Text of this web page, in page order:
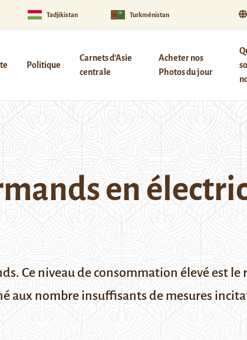
Tadjikistan Turkménistan
Politique
Carnets d’Asie
centrale
Acheter nos
Photos du jour
en
Ce niveau de consommation élevé est le
aux nombre insuffisants de mesures